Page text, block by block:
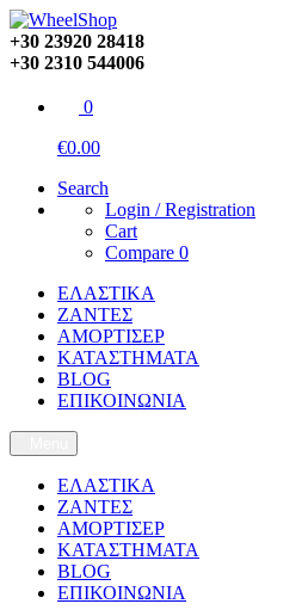
+30 23920 28418
+30 2310 544006
0
€0.00
Search
Login / Registration
Cart
Compare 0
ΕΛΑΣΤΙΚΑ
ΖΑΝΤΕΣ
ΑΜΟΡΤΙΣΕΡ
ΚΑΤΑΣΤΗΜΑΤΑ
BLOG
ΕΠΙΚΟΙΝΩΝΙΑ
ΕΛΑΣΤΙΚΑ
ΖΑΝΤΕΣ
ΑΜΟΡΤΙΣΕΡ
ΚΑΤΑΣΤΗΜΑΤΑ
BLOG
ΕΠΙΚΟΙΝΩΝΙΑ